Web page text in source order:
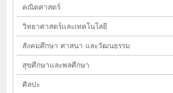
คณิตศาสตร์
วิทยาศาสตร์และเทคโนโลยี
สังคมศึกษา ศาสนา และวัฒนธรรม
สุขศึกษาและพลศึกษา
ศิลปะ